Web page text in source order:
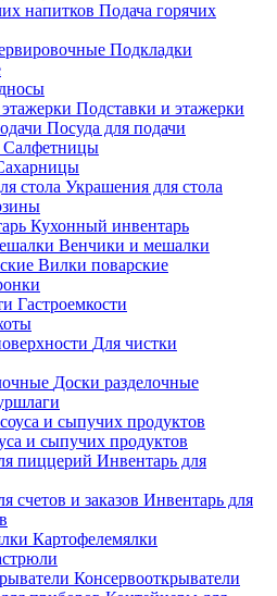
Подача горячих
Подкладки
Подставки и этажерки
Посуда для подачи
Салфетницы
Украшения для стола
Кухонный инвентарь
Венчики и мешалки
Вилки поварские
Гастроемкости
Для чистки
Доски разделочные
и сыпучих продуктов
Инвентарь для
Инвентарь для
Картофелемялки
Консервооткрыватели